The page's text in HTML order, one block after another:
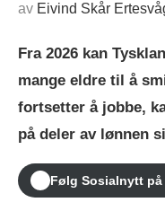
av Eivind Skår
Fra 2026 kan
mange eldre til å
fortsetter å jobbe,
på deler av lønnen
Følg Sosialnytt